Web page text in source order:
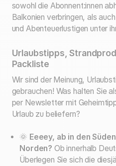
sowohl die Abonnent:innen
Balkonien verbringen, als
und Abenteuerlustigen unter
Urlaubstipps,
Packliste
Wir sind der Meinung,
gebrauchen! Was halten Sie
per Newsletter mit
Urlaub zu beliefern?
🌞 Eeeey, ab in den
Norden? Ob innerhalb
Überlegen Sie sich die